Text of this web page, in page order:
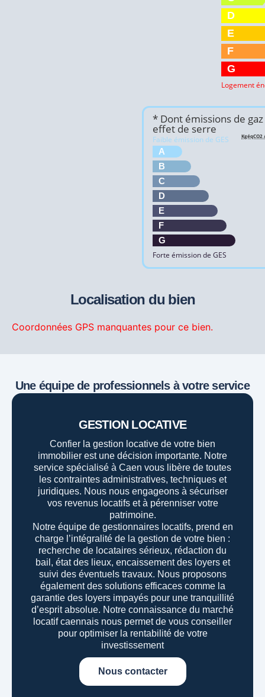
D
E
F
G
Logement
* Dont émissions de gaz
effet de serre
Faible émission de GES
A
B
C
D
E
F
G
Forte émission de GES
KgéqCO2
Localisation du bien
Coordonnées GPS manquantes pour ce bien.
Une équipe de professionnels à votre service
GESTION LOCATIVE
Confier la gestion locative de votre bien
immobilier est une décision importante. Notre
service spécialisé à Caen vous libère de toutes
les contraintes administratives, techniques et
juridiques. Nous nous engageons à sécuriser
vos revenus locatifs et à pérenniser votre
patrimoine.
Notre équipe de gestionnaires locatifs, prend en
charge l’intégralité de la gestion de votre bien :
recherche de locataires sérieux, rédaction du
bail, état des lieux, encaissement des loyers et
suivi des éventuels travaux. Nous proposons
également des solutions efficaces comme la
garantie des loyers impayés pour une tranquillité
d’esprit absolue. Notre connaissance du marché
locatif caennais nous permet de vous conseiller
pour optimiser la rentabilité de votre
investissement
Nous contacter